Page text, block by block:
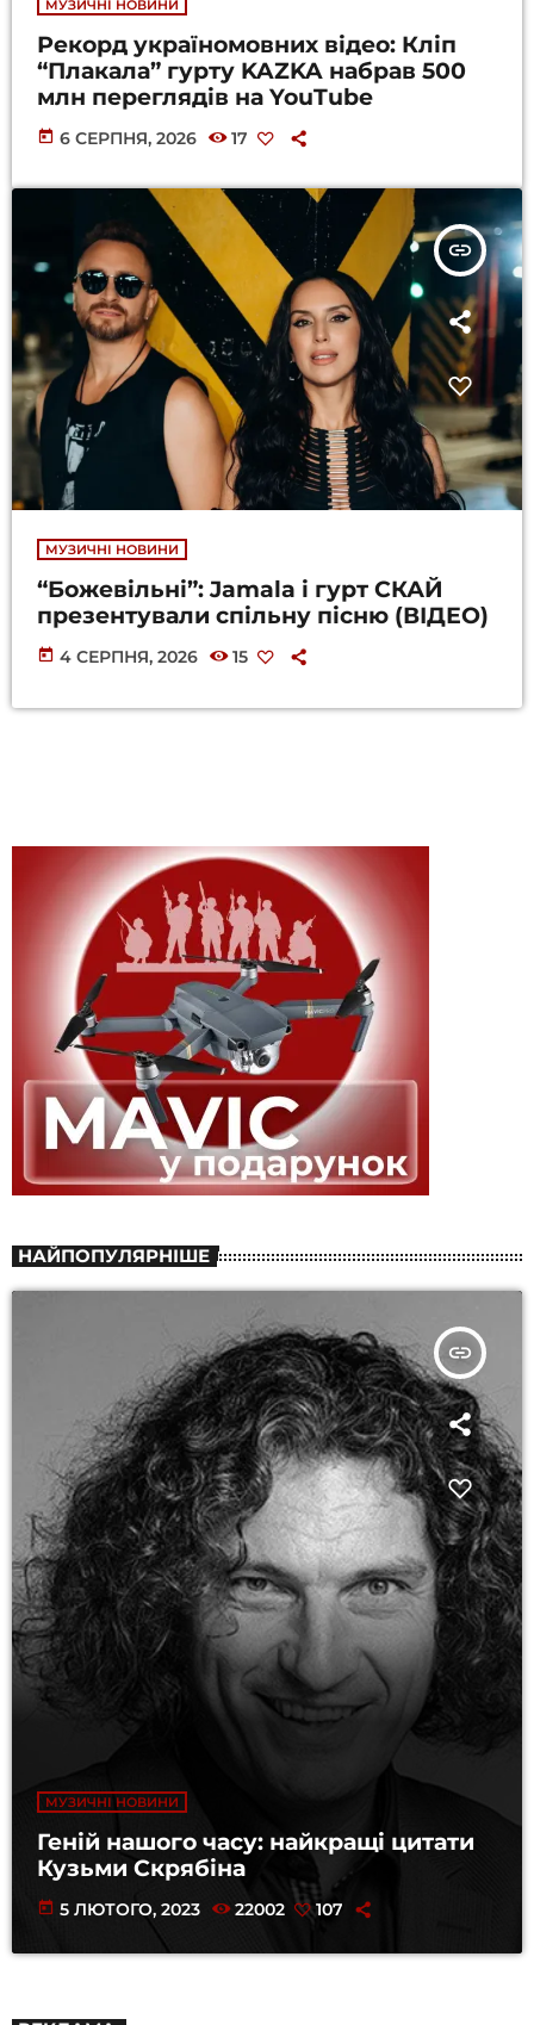
МУЗИЧНІ НОВИНИ
Рекорд україномовних відео: Кліп
“Плакала” гурту KAZKA набрав 500
млн переглядів на YouTube
today 6 СЕРПНЯ, 2026 17
insert_link
МУЗИЧНІ НОВИНИ
“Божевільні”: Jamala і гурт СКАЙ
презентували спільну пісню (ВІДЕО)
today 4 СЕРПНЯ, 2026 15
НАЙПОПУЛЯРНІШЕ
insert_link
МУЗИЧНІ НОВИНИ
Геній нашого часу: найкращі цитати
Кузьми Скрябіна
today 5 ЛЮТОГО, 2023 22002 107